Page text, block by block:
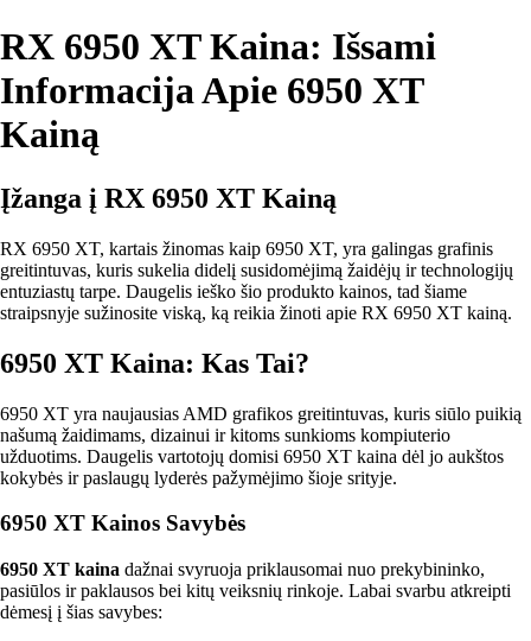
RX 6950 XT Kaina: Išsami
Informacija Apie 6950 XT
Kainą
Įžanga į RX 6950 XT Kainą
RX 6950 XT, kartais žinomas kaip 6950 XT, yra galingas grafinis
greitintuvas, kuris sukelia didelį susidomėjimą žaidėjų ir technologijų
entuziastų tarpe. Daugelis ieško šio produkto kainos, tad šiame
straipsnyje sužinosite viską, ką reikia žinoti apie RX 6950 XT kainą.
6950 XT Kaina: Kas Tai?
6950 XT yra naujausias AMD grafikos greitintuvas, kuris siūlo puikią
našumą žaidimams, dizainui ir kitoms sunkioms kompiuterio
užduotims. Daugelis vartotojų domisi 6950 XT kaina dėl jo aukštos
kokybės ir paslaugų lyderės pažymėjimo šioje srityje.
6950 XT Kainos Savybės
6950 XT kaina dažnai svyruoja priklausomai nuo prekybininko,
pasiūlos ir paklausos bei kitų veiksnių rinkoje. Labai svarbu atkreipti
dėmesį į šias savybes: